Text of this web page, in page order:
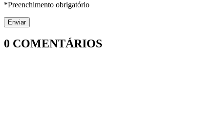
*Preenchimento obrigatório
0 COMENTÁRIOS